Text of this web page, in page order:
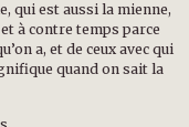
qui est aussi la mienne,
à contre temps parce
a, et de ceux avec qui
quand on sait la